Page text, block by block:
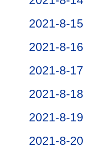
2021-8-15
2021-8-16
2021-8-17
2021-8-18
2021-8-19
2021-8-20